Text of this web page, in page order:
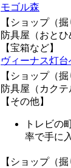
モゴル森
【ショップ（掘
防具屋（おと
【宝箱など】
ヴィーナス灯
【ショップ（掘
防具屋（カク
【その他】
トレビの
率で手に
【ショップ（掘